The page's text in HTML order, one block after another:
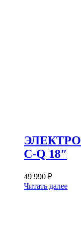
C-Q 18″
49 990 ₽
Читать далее